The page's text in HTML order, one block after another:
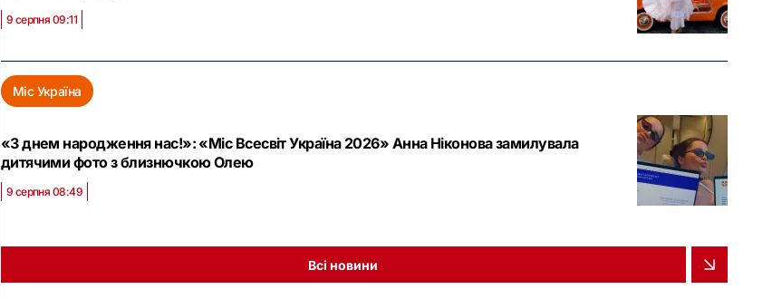
9 серпня 09:11
Міс Україна
«З днем народження нас!»: «Міс Всесвіт Україна 2026» Анна Ніконова замилувала
дитячими фото з близнючкою Олею
9 серпня 08:49
Всі новини